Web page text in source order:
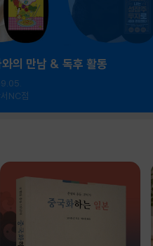
와의 만남 & 독후 활동
NC점